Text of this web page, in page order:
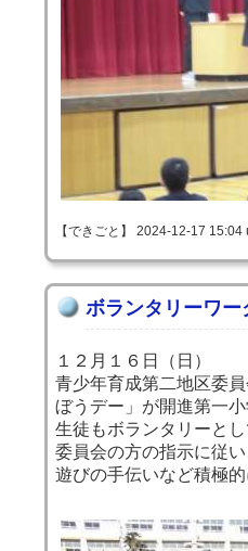
【できごと】 2024-12-17
ボランタリーワ
１２月１６日（日）
青少年育成第二地区委
ぼうデー」が開進第一
生徒もボランタリーと
委員会の方の指示に従
遊びの手伝いなど積極